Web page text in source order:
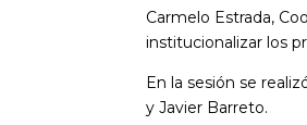
Carmelo Estrada,
institucionalizar los
En la sesión se
y Javier Barreto.